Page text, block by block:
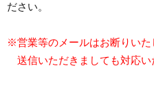
ださい。
※営業等のメールはお断りいた
送信いただきましても対応い